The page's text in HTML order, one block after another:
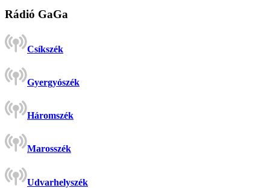
Rádió GaGa
Csíkszék
Gyergyószék
Háromszék
Marosszék
Udvarhelyszék